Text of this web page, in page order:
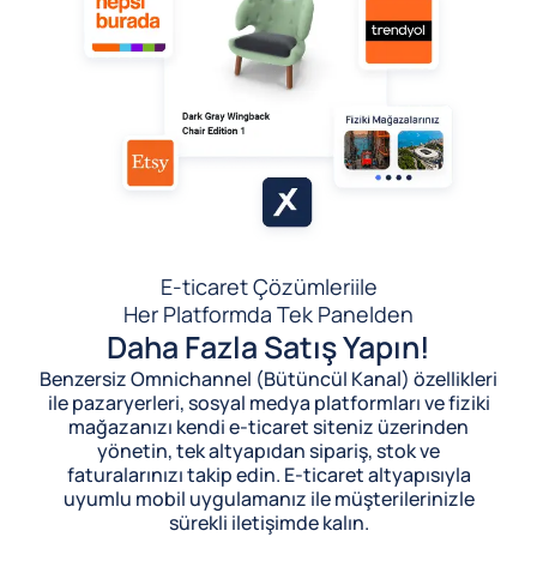
E-ticaret Çözümleriile
Her Platformda Tek Panelden
Daha Fazla Satış Yapın!
Benzersiz Omnichannel (Bütüncül Kanal) özellikleri
ile pazaryerleri, sosyal medya platformları ve fiziki
mağazanızı kendi e-ticaret siteniz üzerinden
yönetin, tek altyapıdan sipariş, stok ve
faturalarınızı takip edin. E-ticaret altyapısıyla
uyumlu mobil uygulamanız ile müşterilerinizle
sürekli iletişimde kalın.